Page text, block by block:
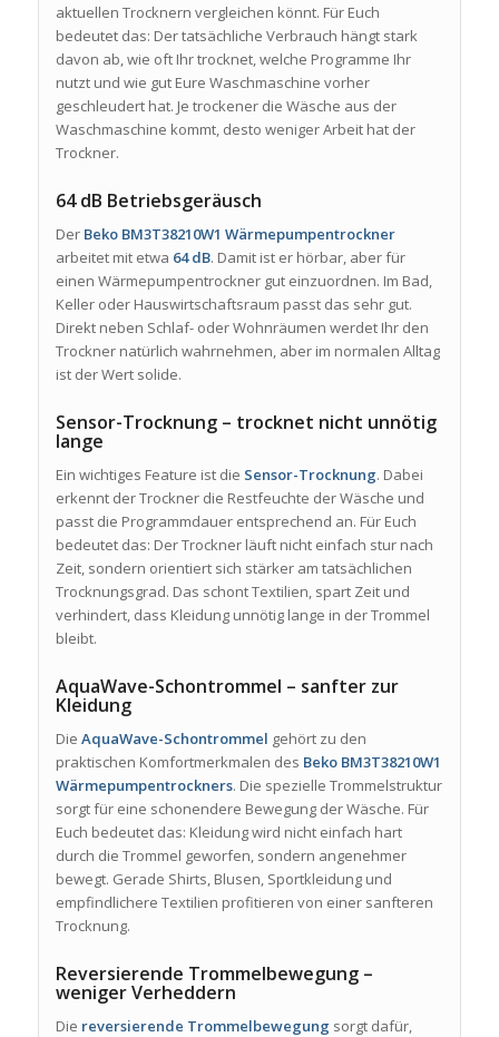
aktuellen Trocknern vergleichen könnt. Für Euch
bedeutet das: Der tatsächliche Verbrauch hängt stark
davon ab, wie oft Ihr trocknet, welche Programme Ihr
nutzt und wie gut Eure Waschmaschine vorher
geschleudert hat. Je trockener die Wäsche aus der
Waschmaschine kommt, desto weniger Arbeit hat der
Trockner.
64 dB Betriebsgeräusch
Der Beko BM3T38210W1 Wärmepumpentrockner
arbeitet mit etwa 64 dB. Damit ist er hörbar, aber für
einen Wärmepumpentrockner gut einzuordnen. Im Bad,
Keller oder Hauswirtschaftsraum passt das sehr gut.
Direkt neben Schlaf- oder Wohnräumen werdet Ihr den
Trockner natürlich wahrnehmen, aber im normalen Alltag
ist der Wert solide.
Sensor-Trocknung – trocknet nicht unnötig
lange
Ein wichtiges Feature ist die Sensor-Trocknung. Dabei
erkennt der Trockner die Restfeuchte der Wäsche und
passt die Programmdauer entsprechend an. Für Euch
bedeutet das: Der Trockner läuft nicht einfach stur nach
Zeit, sondern orientiert sich stärker am tatsächlichen
Trocknungsgrad. Das schont Textilien, spart Zeit und
verhindert, dass Kleidung unnötig lange in der Trommel
bleibt.
AquaWave-Schontrommel – sanfter zur
Kleidung
Die AquaWave-Schontrommel gehört zu den
praktischen Komfortmerkmalen des Beko BM3T38210W1
Wärmepumpentrockners. Die spezielle Trommelstruktur
sorgt für eine schonendere Bewegung der Wäsche. Für
Euch bedeutet das: Kleidung wird nicht einfach hart
durch die Trommel geworfen, sondern angenehmer
bewegt. Gerade Shirts, Blusen, Sportkleidung und
empfindlichere Textilien profitieren von einer sanfteren
Trocknung.
Reversierende Trommelbewegung –
weniger Verheddern
Die reversierende Trommelbewegung sorgt dafür,